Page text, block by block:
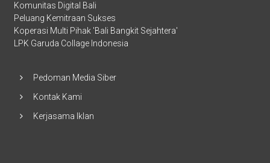
Komunitas Digital Bali
Peluang Kemitraan Sukses
Koperasi Multi Pihak 'Bali Bangkit Sejahtera'
LPK Garuda Collage Indonesia
Pedoman Media Siber
Kontak Kami
Kerjasama Iklan